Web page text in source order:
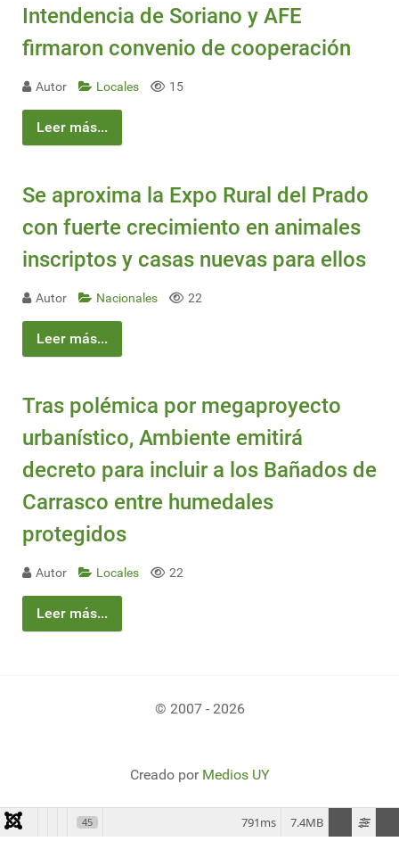
Intendencia de Soriano y AFE
firmaron convenio de cooperación
Autor Locales 15
Leer más...
Se aproxima la Expo Rural del Prado
con fuerte crecimiento en animales
inscriptos y casas nuevas para ellos
Autor Nacionales 22
Leer más...
Tras polémica por megaproyecto
urbanístico, Ambiente emitirá
decreto para incluir a los Bañados de
Carrasco entre humedales
protegidos
Autor Locales 22
Leer más...
© 2007 - 2026
Creado por Medios UY
45 7.4MB
791ms